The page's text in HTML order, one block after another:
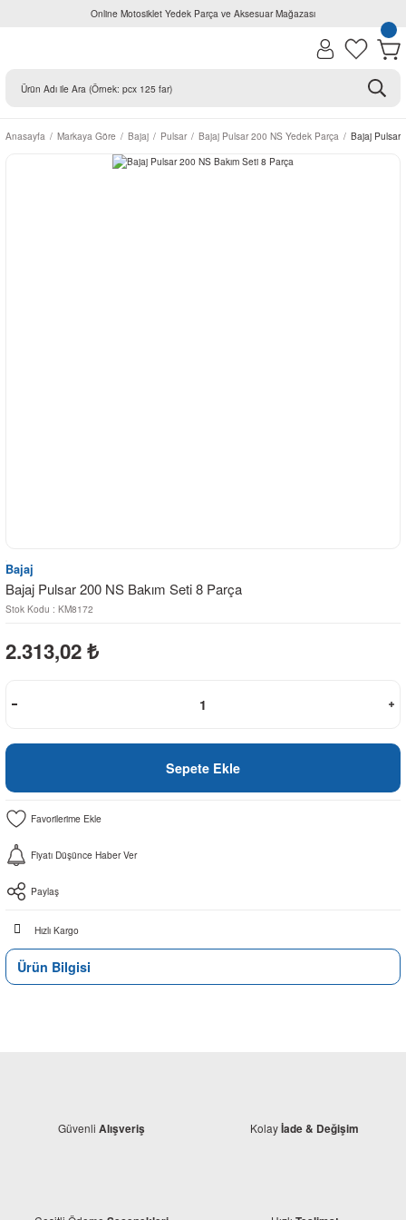
Online Motosiklet Yedek Parça ve Aksesuar Mağazası
Anasayfa Markaya Göre Bajaj Pulsar Bajaj Pulsar 200 NS Yedek Parça Bajaj Pulsar
Bajaj
Bajaj Pulsar 200 NS Bakım Seti 8 Parça
Stok Kodu : KM8172
2.313,02 ₺
Sepete Ekle
Fiyatı Düşünce Haber Ver
Paylaş
Hızlı Kargo
Ürün Bilgisi
Güvenli Alışveriş Kolayİade & Değişim